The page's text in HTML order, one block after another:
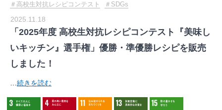
高校生対抗レシピコンテスト
SDGs
2025.11.18
「2025年度 高校生対抗レシピコンテスト『美味し
いキッチン』選手権」優勝・準優勝レシピを販売
しました！
続きを読む